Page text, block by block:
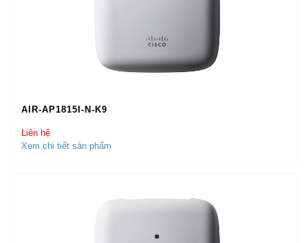
AIR-AP1815I-N-K9
Liên hệ
Xem chi tiết sản phẩm